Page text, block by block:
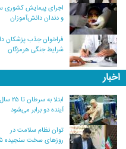
اجرای پیمایش کشوری
و دندان دانش‌آموزان
فراخوان جذب پزشکان
شرایط جنگی هرمزگان
اخبار
ابتلا به سرطان تا ۲۵ سال
آینده دو برابر می‌شود
توان نظام سلامت در
روزهای سخت سنجیده